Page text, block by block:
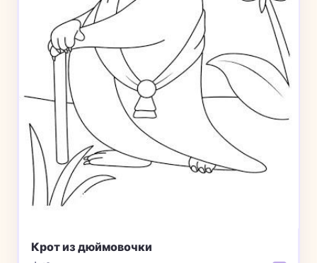
Крот из дюймовочки